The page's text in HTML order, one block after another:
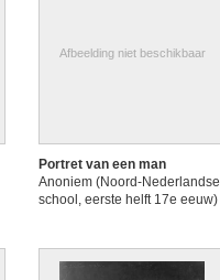
Afbeelding niet beschikbaar
Portret van een man
Anoniem (Noord-Nederlandse
school, eerste helft 17e eeuw)